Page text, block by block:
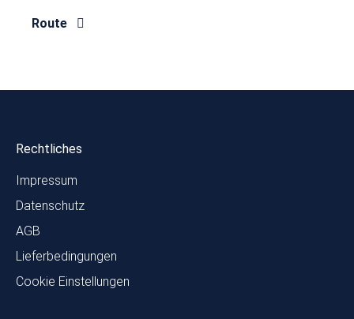
Route
Rechtliches
Impressum
Datenschutz
AGB
Lieferbedingungen
Cookie Einstellungen